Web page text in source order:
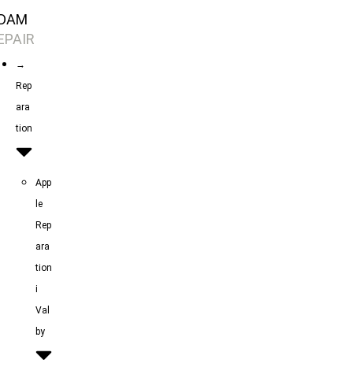
to
content
→
Rep
ara
tion
App
le
Rep
ara
tion
i
Val
by